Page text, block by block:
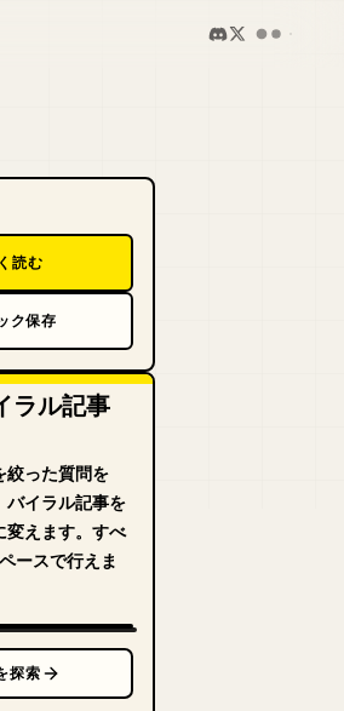
読む
ク保存
ラル記事
絞った質問を
バイラル記事を
変えます。すべ
ースで行えま
探索